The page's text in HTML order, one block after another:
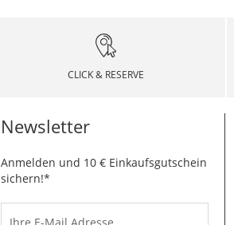
CLICK & RESERVE
Newsletter
Anmelden und 10 € Einkaufsgutschein
sichern!*